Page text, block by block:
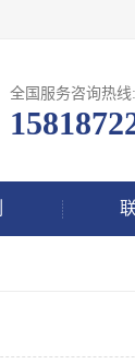
全国服务咨询热线: